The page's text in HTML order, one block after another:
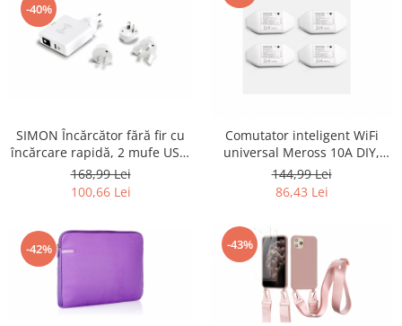
Servere, Componente & UPS
Telecomenzi garaj
Sport & Activitati in aer liber
Accesorii sportive
Articole Voiaj
Sporturi acvatice
Sporturi de interior
Aparate Foto & Accesorii
-40%
SIMON Încărcător fără fir cu
încărcare rapidă, 2 mufe USB,
alb - RESIGILAT
168,99 Lei
100,66 Lei
Comutator inteligent WiFi
universal Meross 10A DIY,
telecomandă, 4 bucati -
RESIGILAT
144,99 Lei
86,43 Lei
-42% -43%